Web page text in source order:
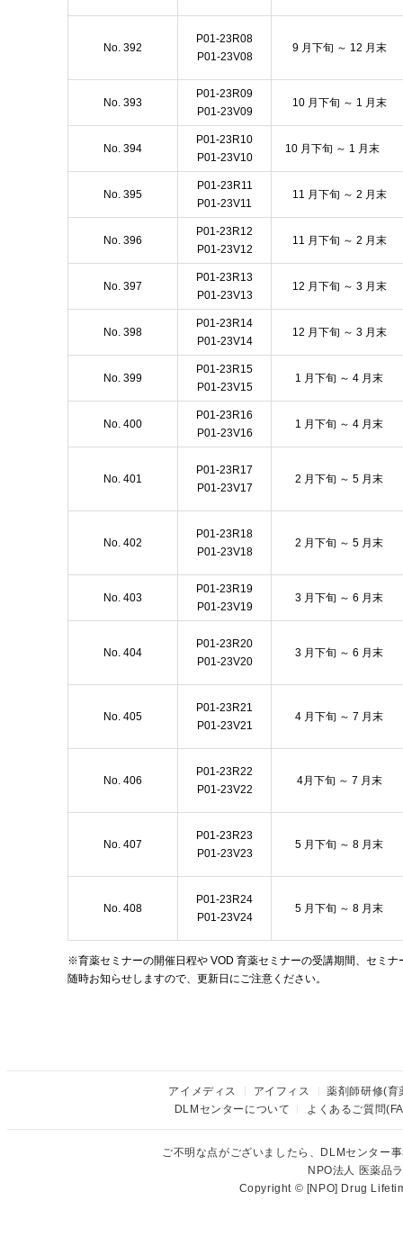
No. 392
P01-23R08
P01-23V08
9 月下旬 ～ 12 月末
No. 393
P01-23R09
P01-23V09
10 月下旬 ～ 1 月末
No. 394
P01-23R10
P01-23V10
10 月下旬 ～ 1 月末
No. 395
P01-23R11
P01-23V11
11 月下旬 ～ 2 月末
No. 396
P01-23R12
P01-23V12
11 月下旬 ～ 2 月末
No. 397
P01-23R13
P01-23V13
12 月下旬 ～ 3 月末
No. 398
P01-23R14
P01-23V14
12 月下旬 ～ 3 月末
No. 399
P01-23R15
P01-23V15
1 月下旬 ～ 4 月末
No. 400
P01-23R16
P01-23V16
1 月下旬 ～ 4 月末
No. 401
P01-23R17
P01-23V17
2 月下旬 ～ 5 月末
No. 402
P01-23R18
P01-23V18
2 月下旬 ～ 5 月末
No. 403
P01-23R19
P01-23V19
3 月下旬 ～ 6 月末
No. 404
P01-23R20
P01-23V20
3 月下旬 ～ 6 月末
No. 405
P01-23R21
P01-23V21
4 月下旬 ～ 7 月末
No. 406
P01-23R22
P01-23V22
4月下旬 ～ 7 月末
No. 407
P01-23R23
P01-23V23
5 月下旬 ～ 8 月末
No. 408
P01-23R24
P01-23V24
5 月下旬 ～ 8 月末
※育薬セミナーの開催日程や VOD 育薬セミナーの受講期間、セミ
随時お知らせしますので、更新日にご注意ください。
アイメディス アイフィス
薬剤師研修(育
DLMセンターについて
よくあるご質問
ご不明な点がございましたら、DLMセンター
NPO法人 医薬品
Copyright © [NPO] Drug